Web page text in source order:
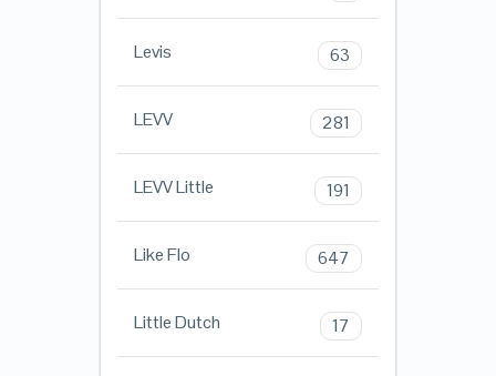
Levis 63
LEVV 281
LEVV Little 191
Like Flo 647
Little Dutch 17